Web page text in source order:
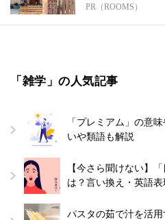
PR（ROOMS）
「雑学」の人気記事
「プレミアム」の意
いや類語も解説
【今さら聞けない】
は？言い換え・英語
パスタの茹で汁を活